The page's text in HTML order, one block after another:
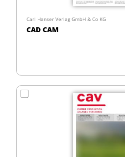
Carl Hanser Verlag GmbH & Co KG
CAD CAM